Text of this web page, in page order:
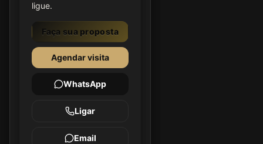
ligue.
Faça sua proposta
Agendar visita
WhatsApp
Ligar
Email